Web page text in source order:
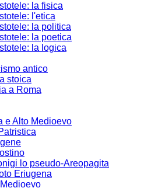
la fisica
l'etica
la politica
la poetica
la logica
antico
stoica
a Roma
e Alto Medioevo
lo pseudo-Areopagita
Eriugena
Medioevo